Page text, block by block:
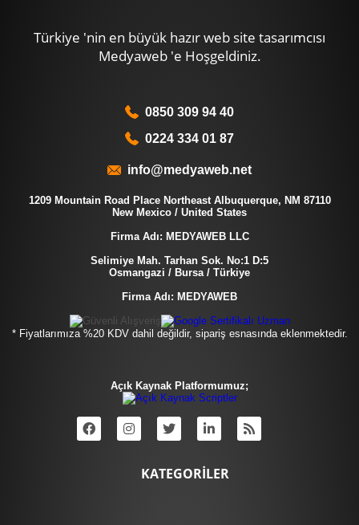
Türkiye 'nin en büyük hazır web site tasarımcısı
Medyaweb 'e Hoşgeldiniz.
0850 309 94 40
0224 334 01 87
info@medyaweb.net
1209 Mountain Road Place Northeast Albuquerque, NM 87110
New Mexico / United States
Firma Adı: MEDYAWEB LLC
Selimiye Mah. Tarhan Sok. No:1 D:5
Osmangazi / Bursa / Türkiye
Firma Adı: MEDYAWEB
* Fiyatlarımıza %20 KDV dahil değildir, sipariş esnasında eklenmektedir.
Açık Kaynak Platformumuz;
KATEGORİLER